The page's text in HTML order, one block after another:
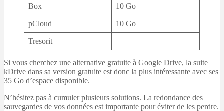
Box 10 Go
pCloud 10 Go
Tresorit –
Si vous cherchez une alternative gratuite à Google Drive, la suite
kDrive dans sa version gratuite est donc la plus intéressante avec ses
35 Go d’espace disponible.
N’hésitez pas à cumuler plusieurs solutions. La redondance des
sauvegardes de vos données est importante pour éviter de les perdre.